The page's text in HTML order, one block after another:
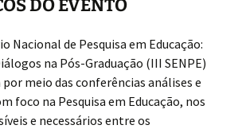
DO EVENTO
Nacional de Pesquisa em Educação:
na Pós-Graduação (III SENPE)
meio das conferências análises e
foco na Pesquisa em Educação, nos
e necessários entre os